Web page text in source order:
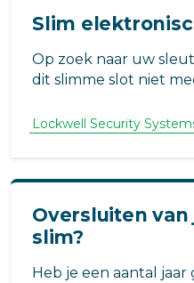
Slim
Op zoek naar uw
dit slimme slot niet
en ontgrendel uw
eenvoudig ‘tikje’ op
Watch.
Lockwell Security
Oversluiten
slim?
Heb je een aantal jaar